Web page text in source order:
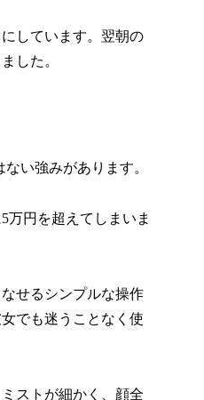
しています。翌朝の
した。
い強みがあります。
万円を超えてしまいま
せるシンプルな操作
でも迷うことなく使
ストが細かく、顔全